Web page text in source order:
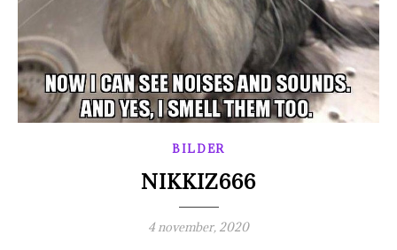
BILDER
NIKKIZ666
4 november, 2020